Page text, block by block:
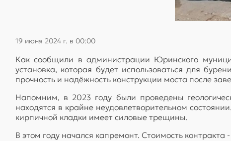
19 июня 2024 г. в 00:00
Как сообщили в администрации Юринского
установка, которая будет использоваться для
прочность и надёжность конструкции моста после
Напомним, в 2023 году были проведены
находятся в крайне неудовлетворительном
кирпичной кладки имеет силовые трещины.
В этом году начался капремонт. Стоимость